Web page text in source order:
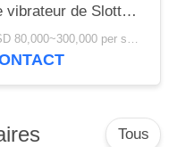
vibrateur de Slotter
Cutter d'imprimante
Flexo d'impression
USD 80,000~300,000 per set MOQ:1 ensemble
Tous